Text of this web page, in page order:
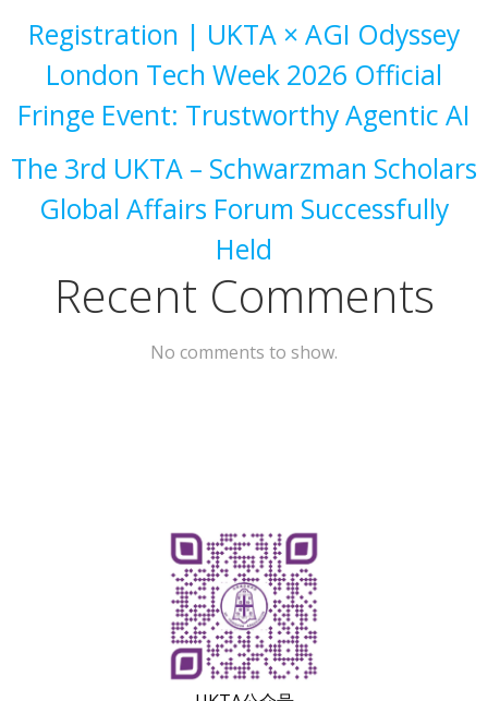
Registration | UKTA × AGI Odyssey
London Tech Week 2026 Official
Fringe Event: Trustworthy Agentic AI
The 3rd UKTA – Schwarzman Scholars
Global Affairs Forum Successfully
Held
Recent Comments
No comments to show.